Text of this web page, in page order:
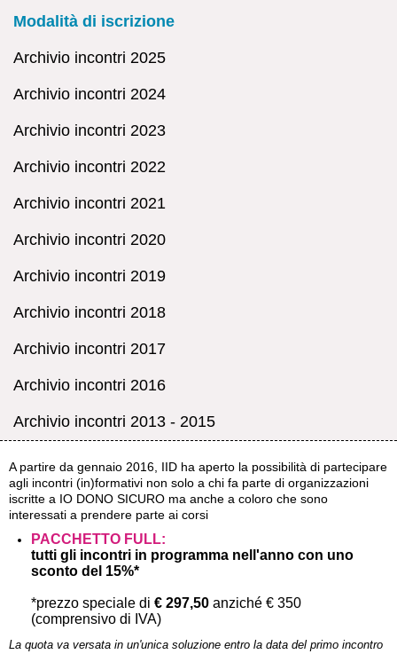
Modalità di iscrizione
Archivio incontri 2025
Archivio incontri 2024
Archivio incontri 2023
Archivio incontri 2022
Archivio incontri 2021
Archivio incontri 2020
Archivio incontri 2019
Archivio incontri 2018
Archivio incontri 2017
Archivio incontri 2016
Archivio incontri 2013 - 2015
A partire da gennaio 2016, IID ha aperto la possibilità di partecipare
agli incontri (in)formativi non solo a chi fa parte di organizzazioni
iscritte a IO DONO SICURO ma anche a coloro che sono
interessati a prendere parte ai corsi
PACCHETTO FULL:
tutti gli incontri in programma nell'anno con uno
sconto del 15%*
*prezzo speciale di € 297,50 anziché € 350
(comprensivo di IVA)
La quota va versata in un'unica soluzione entro la data del primo incontro